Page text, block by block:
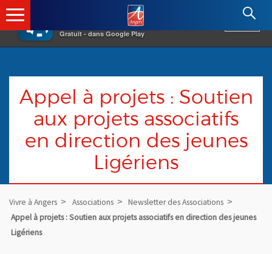
×
Gratuit - dans Google Play
Angers.fr : Retour à l'accueil
Appel à projets : Soutien
aux projets associatifs
en direction des jeunes
Ligériens
Vivre à Angers Associations
Newsletter des Associations
Appel à projets : Soutien aux projets associatifs en direction des jeunes
Ligériens